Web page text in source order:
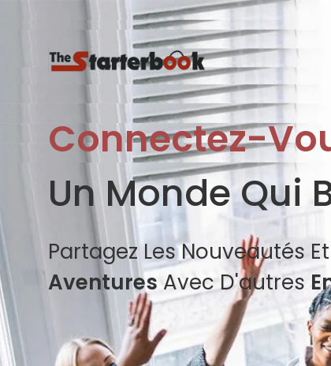
Connectez-
Un Monde Qui
Partagez Les Nouveautés Et
Aventures Avec D'autres